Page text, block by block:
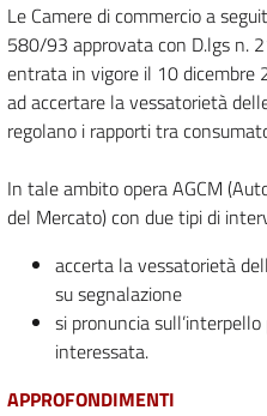
Le Camere di commercio a
580/93 approvata con D.lgs n.
entrata in vigore il 10 dicembre
ad accertare la vessatorietà
regolano i rapporti tra
In tale ambito opera AGCM
del Mercato) con due tipi di
accerta la vessatorietà
su segnalazione
si pronuncia
interessata.
APPROFONDIMENTI